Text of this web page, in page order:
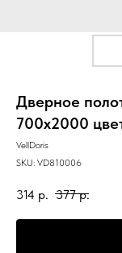
Дверное
700х2000
VellDoris
SKU: VD810006
314 р. 377 р.